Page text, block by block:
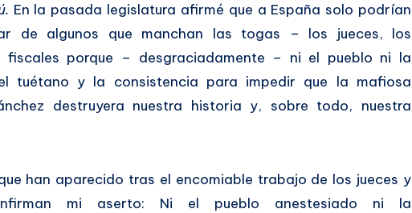
En la pasada legislatura afirmé que a España solo podrían
de algunos que manchan las togas – los jueces, los
fiscales porque – desgraciadamente – ni el pueblo ni la
tuétano y la consistencia para impedir que la mafiosa
destruyera nuestra historia y, sobre todo, nuestra
han aparecido tras el encomiable trabajo de los jueces y
mi aserto: Ni el pueblo anestesiado ni la